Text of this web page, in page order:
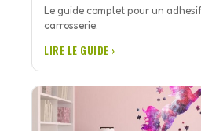
Le guide complet pour un
carrosserie.
LIRE LE GUIDE ›